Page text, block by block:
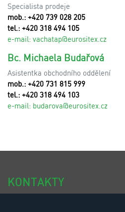
Specialista prodeje
mob.: +420 739 028 205
tel.: +420 318 494 105
e-mail: vachatap@eurositex.cz
Bc. Michaela Budařová
Asistentka obchodního oddělení
mob.: +420 731 815 999
tel.: +420 318 494 103
e-mail: budarova@eurositex.cz
KONTAKTY